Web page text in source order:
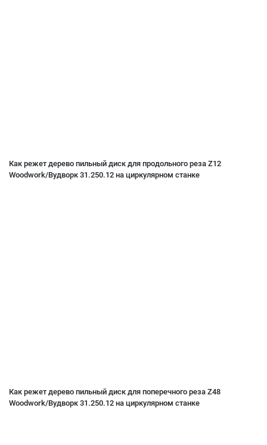
Как режет дерево пильный диск для продольного реза Z12
Woodwork/Вудворк 31.250.12 на циркулярном станке
Как режет дерево пильный диск для поперечного реза Z48
Woodwork/Вудворк 31.250.12 на циркулярном станке